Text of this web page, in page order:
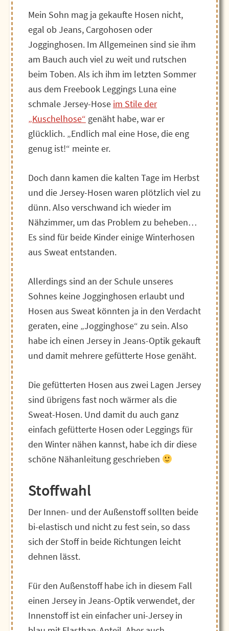
Mein Sohn mag ja gekaufte Hosen nicht,
egal ob Jeans, Cargohosen oder
Jogginghosen. Im Allgemeinen sind sie ihm
am Bauch auch viel zu weit und rutschen
beim Toben. Als ich ihm im letzten Sommer
aus dem Freebook Leggings Luna eine
schmale Jersey-Hose im Stile der
„Kuschelhose“ genäht habe, war er
glücklich. „Endlich mal eine Hose, die eng
genug ist!“ meinte er.
Doch dann kamen die kalten Tage im Herbst
und die Jersey-Hosen waren plötzlich viel zu
dünn. Also verschwand ich wieder im
Nähzimmer, um das Problem zu beheben…
Es sind für beide Kinder einige Winterhosen
aus Sweat entstanden.
Allerdings sind an der Schule unseres
Sohnes keine Jogginghosen erlaubt und
Hosen aus Sweat könnten ja in den Verdacht
geraten, eine „Jogginghose“ zu sein. Also
habe ich einen Jersey in Jeans-Optik gekauft
und damit mehrere gefütterte Hose genäht.
Die gefütterten Hosen aus zwei Lagen Jersey
sind übrigens fast noch wärmer als die
Sweat-Hosen. Und damit du auch ganz
einfach gefütterte Hosen oder Leggings für
den Winter nähen kannst, habe ich dir diese
schöne Nähanleitung geschrieben
Stoffwahl
Der Innen- und der Außenstoff sollten beide
bi-elastisch und nicht zu fest sein, so dass
sich der Stoff in beide Richtungen leicht
dehnen lässt.
Für den Außenstoff habe ich in diesem Fall
einen Jersey in Jeans-Optik verwendet, der
Innenstoff ist ein einfacher uni-Jersey in